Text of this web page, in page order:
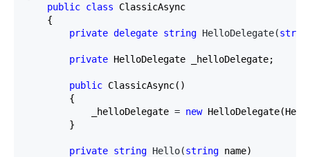
public class ClassicAsync
    {
private delegate string HelloDelegate(
private HelloDelegate _helloDelegate;
public ClassicAsync()
        {
            _helloDelegate
= new
        }
private string Hello(string name)